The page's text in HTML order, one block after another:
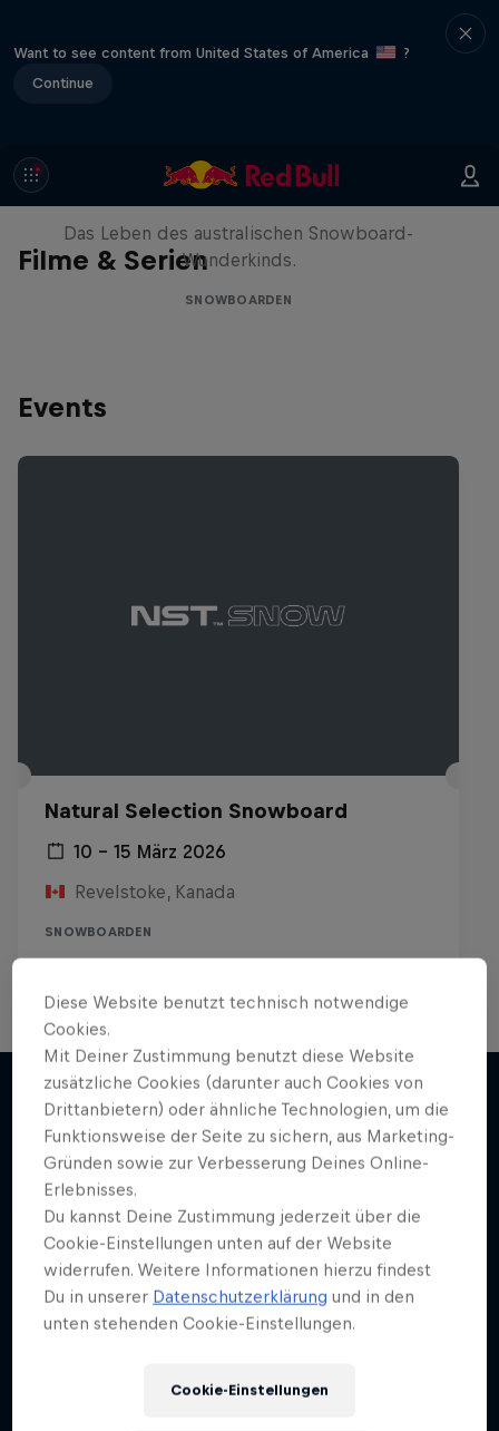
Want to see content from United States of America
?
Continue
Filme & Serien
Volare: Valentino Guseli
Das Leben des australischen Snowboard-
Wunderkinds.
SNOWBOARDEN
Events
Natural Selection Snowboard
10 – 15 März 2026
Revelstoke, Kanada
SNOWBOARDEN
Weiter geht´s hier
Diese Website benutzt technisch notwendige
Cookies.
Mit Deiner Zustimmung benutzt diese Website
zusätzliche Cookies (darunter auch Cookies von
Drittanbietern) oder ähnliche Technologien, um die
Funktionsweise der Seite zu sichern, aus Marketing-
Gründen sowie zur Verbesserung Deines Online-
Erlebnisses.
Du kannst Deine Zustimmung jederzeit über die
Cookie-Einstellungen unten auf der Website
widerrufen. Weitere Informationen hierzu findest
Du in unserer Datenschutzerklärung und in den
unten stehenden Cookie-Einstellungen.
Cookie-Einstellungen